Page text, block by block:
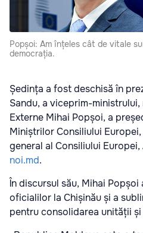
Popșoi: Am înțeles cât de vitale
democrația.
Ședința a fost deschisă în
Sandu, a viceprim-
Externe Mihai Popșoi, a
Miniștrilor Consiliului
general al Consiliului
noi.md.
În discursul său, Mihai
oficialilor la Chișinău și a
pentru consolidarea unității